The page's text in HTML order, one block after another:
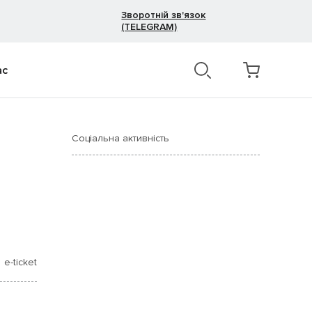
Зворотній зв'язок
(TELEGRAM)
e-ticket
Соціальна активність